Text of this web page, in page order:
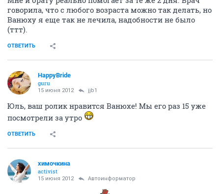
говорила, что с любого возраста можно так делать, но
Ванюху я еще так не лечила, надобности не было
(ттт).
ОТВЕТИТЬ
HappyBride
guru
15 июня 2012 jjb1
Юль, ваш ролик нравится Ванюхе! Мы его раз 15 уже
посмотрели за утро
ОТВЕТИТЬ
химочкина
activist
15 июня 2012 Автоинформатор